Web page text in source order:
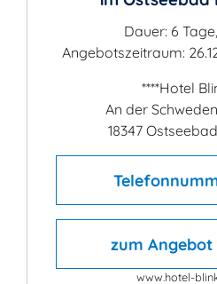
Dauer: 6 Tage,
Angebotszeitraum:
****Hotel
An der
18347
zum Angebot
www.hotel-